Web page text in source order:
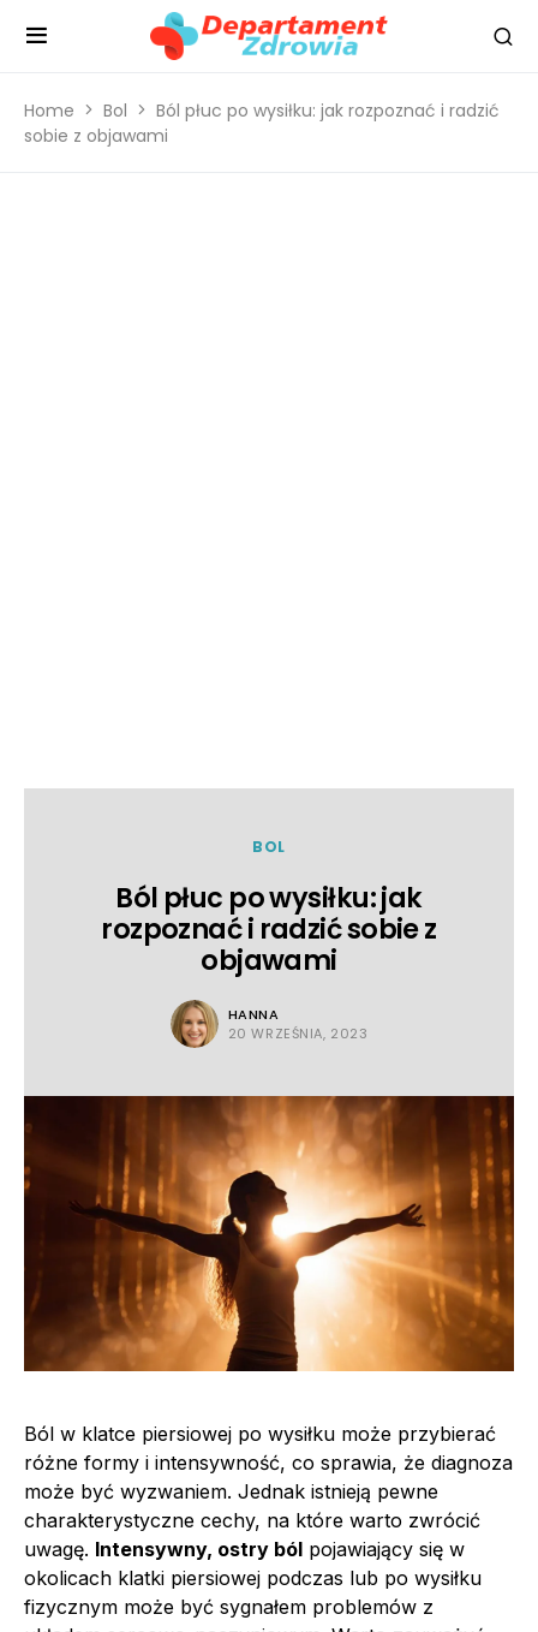
Home Bol
Ból płuc po wysiłku: jak rozpoznać i radzić
sobie z objawami
BOL
Ból płuc po wysiłku: jak
rozpoznać i radzić sobie z
objawami
HANNA
20 WRZEŚNIA, 2023
Ból w klatce piersiowej po wysiłku może przybierać
różne formy i intensywność, co sprawia, że diagnoza
może być wyzwaniem. Jednak istnieją pewne
charakterystyczne cechy, na które warto zwrócić
uwagę. Intensywny, ostry ból pojawiający się w
okolicach klatki piersiowej podczas lub po wysiłku
fizycznym może być sygnałem problemów z